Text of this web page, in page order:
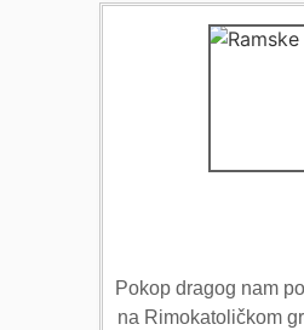
Pokop dragog nam
na Rimokatoličkom